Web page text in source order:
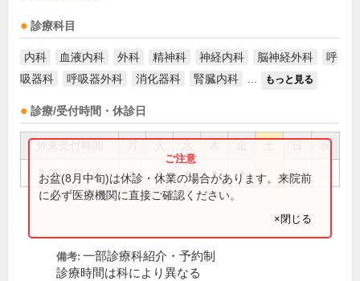
診療科目
内科 血液内科 外科 精神科 神経内科 脳神経外科
呼
吸器科
呼吸器外科 消化器科 腎臓内科 もっと見る
診療/受付時間・休診日
祝
8:00～11:00 ● ● ● ● ●
お盆(8月中旬)は休診・休業の場合があります。来院前
に必ず医療機関に直接ご確認ください。
×閉じる
備考: 一部診療科紹介・予約制
診療時間は科により異なる